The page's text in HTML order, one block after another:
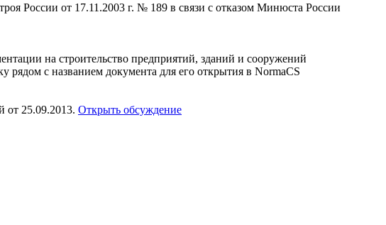
России от 17.11.2003 г. № 189 в связи с отказом Минюста России
на строительство предприятий, зданий и сооружений
рядом с названием документа для его открытия в NormaCS
от 25.09.2013. Открыть обсуждение